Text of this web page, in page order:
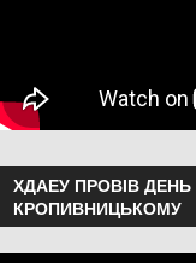
ХДАЕУ ПРОВІВ ДЕНЬ
КРОПИВНИЦЬКОМУ